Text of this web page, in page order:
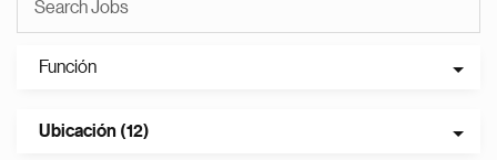
Función
Ubicación (12)